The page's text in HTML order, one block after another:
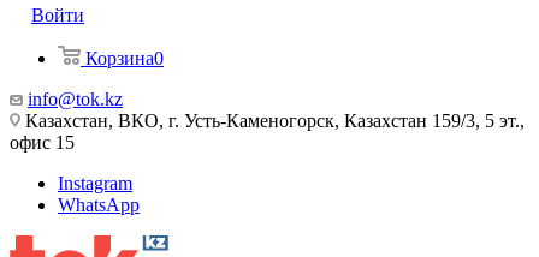
Войти
Корзина0
info@tok.kz
Казахстан, ВКО, г. Усть-Каменогорск, Казахстан 159/3, 5 эт.,
офис 15
Instagram
WhatsApp